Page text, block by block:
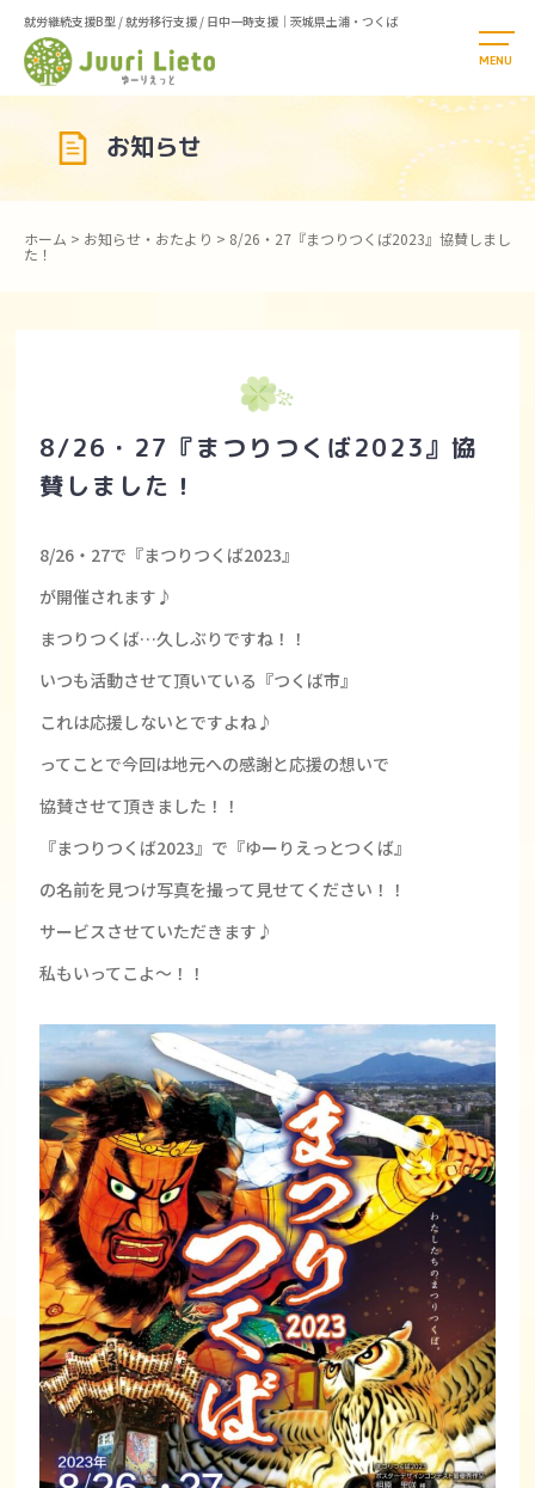
就労継続支援B型 / 就労移行支援 / 日中一時支援｜茨城県土浦・つくば
お知らせ
ホーム > お知らせ・おたより > 8/26・27『まつりつくば2023』協賛しまし
た！
8/26・27『まつりつくば2023』協
賛しました！
8/26・27で『まつりつくば2023』
が開催されます♪
まつりつくば…久しぶりですね！！
いつも活動させて頂いている『つくば市』
これは応援しないとですよね♪
ってことで今回は地元への感謝と応援の想いで
協賛させて頂きました！！
『まつりつくば2023』で『ゆーりえっとつくば』
の名前を見つけ写真を撮って見せてください！！
サービスさせていただきます♪
私もいってこよ～！！